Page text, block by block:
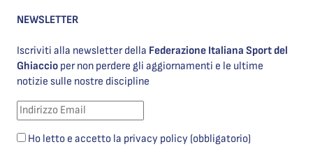
NEWSLETTER
Iscriviti alla newsletter della Federazione Italiana Sport del
Ghiaccio per non perdere gli aggiornamenti e le ultime
notizie sulle nostre discipline
Ho letto e accetto la privacy policy (obbligatorio)